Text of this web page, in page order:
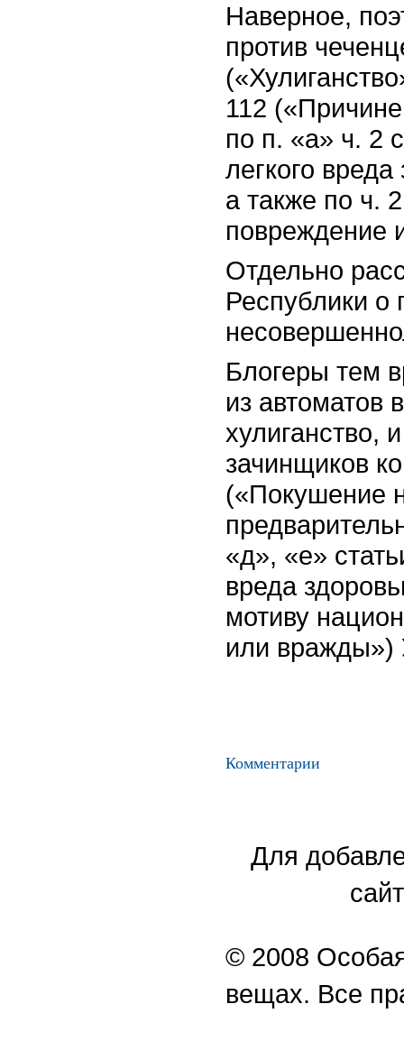
Наверное,
против
112
по п. «а» ч. 2
легкого
а также по ч.
повреждение
Отдельно
Республики о
Блогеры тем
из автоматов
хулиганство,
зачинщиков
(«Покушение
«д», «е»
вреда
мотиву
или
Комментарии
Для
© 2008
вещах. Все